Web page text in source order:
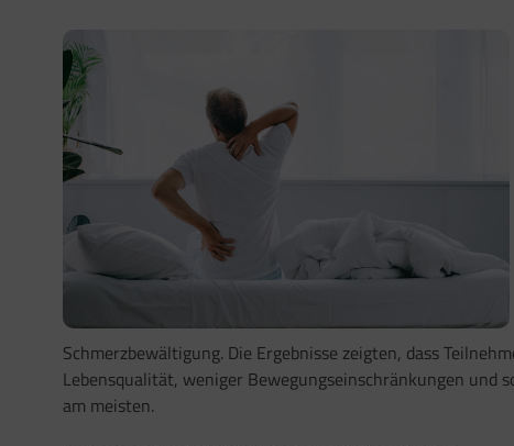
Schmerzbewältigung. Die Ergebnisse zeigten, dass
Lebensqualität, weniger Bewegungseinschränkungen und
am meisten.